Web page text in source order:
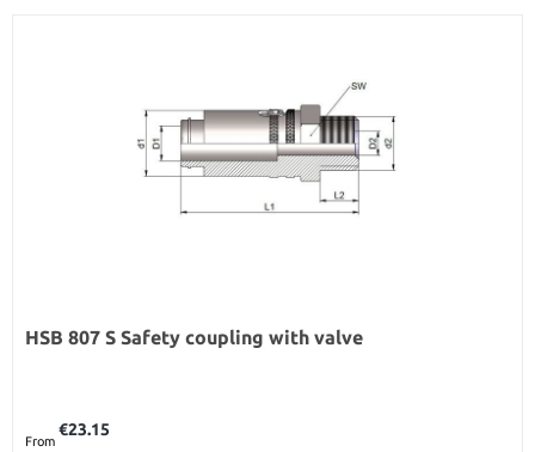
HSB 807 S Safety coupling with valve
From
€23.15